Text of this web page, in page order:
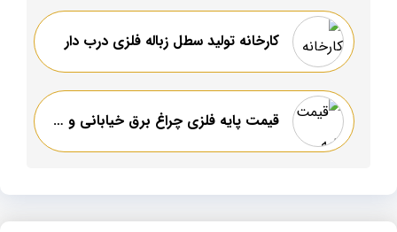
کارخانه تولید سطل زباله فلزی درب دار
قیمت پایه فلزی چراغ برق خیابانی و پارکی